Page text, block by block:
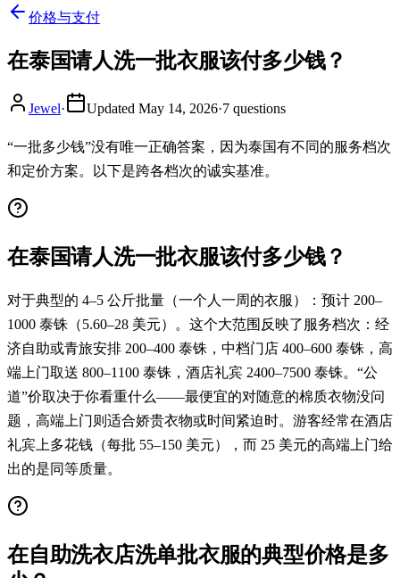
价格与支付
在泰国请人洗一批衣服该付多少钱？
Jewel· Updated May 14, 2026·7 questions
“一批多少钱”没有唯一正确答案，因为泰国有不同的服务档次
和定价方案。以下是跨各档次的诚实基准。
在泰国请人洗一批衣服该付多少钱？
对于典型的 4–5 公斤批量（一个人一周的衣服）：预计 200–
1000 泰铢（5.60–28 美元）。这个大范围反映了服务档次：经
济自助或青旅安排 200–400 泰铢，中档门店 400–600 泰铢，高
端上门取送 800–1100 泰铢，酒店礼宾 2400–7500 泰铢。“公
道”价取决于你看重什么——最便宜的对随意的棉质衣物没问
题，高端上门则适合娇贵衣物或时间紧迫时。游客经常在酒店
礼宾上多花钱（每批 55–150 美元），而 25 美元的高端上门给
出的是同等质量。
在自助洗衣店洗单批衣服的典型价格是多